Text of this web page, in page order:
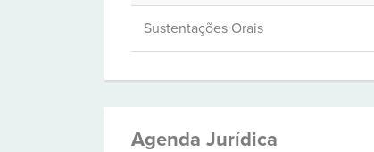
Sustentações Orais
Agenda Jurídica